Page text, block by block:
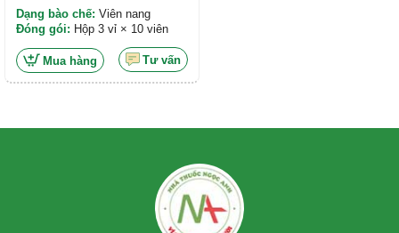
Dạng bào chế: Viên nang
Đóng gói: Hộp 3 vỉ × 10 viên
Mua hàng Tư vấn